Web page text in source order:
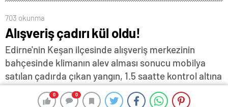
0 0
703 okunma
Alışveriş çadırı kül oldu!
Edirne'nin Keşan ilçesinde alışveriş merkezinin
bahçesinde klimanın alev alması sonucu mobilya
satılan çadırda çıkan yangın, 1.5 saatte kontrol altına
alınabildi… Toplumsal Olaylara Müdahale (TOMA)
aracının da kullanıldığı yangında, çadır kullanılamaz
0 0